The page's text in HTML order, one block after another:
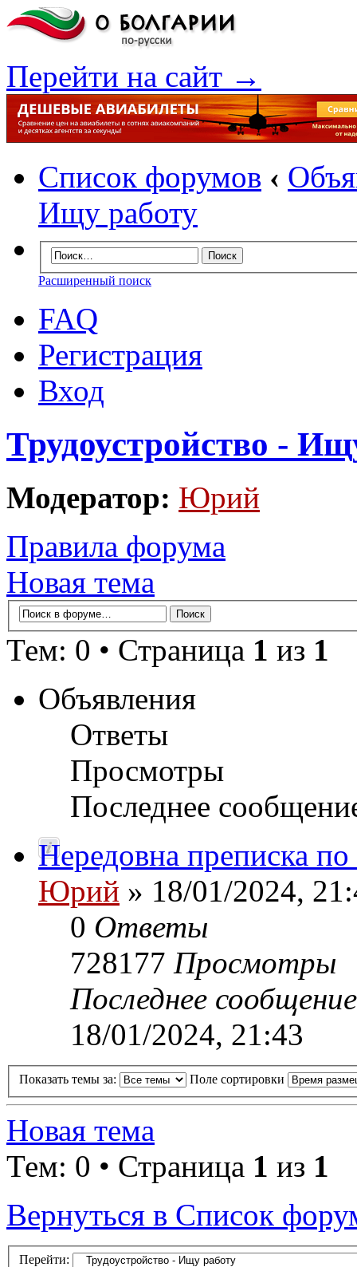
Перейти на сайт →
Список форумов ‹
Ищу работу
Расширенный поиск
FAQ
Регистрация
Вход
Трудоустройство -
Модератор: Юрий
Правила форума
Новая тема
Тем: 0 • Страница 1 из 1
Объявления
Ответы
Просмотры
Последнее
Нередовна преписка
Юрий » 18/01/2024,
0 Ответы
728177 Просмотры
Последнее
18/01/2024, 21:43
Показать темы за: Поле сортировки
Новая тема
Тем: 0 • Страница 1 из 1
Вернуться в Список
Перейти: